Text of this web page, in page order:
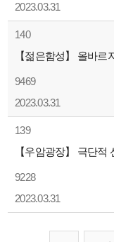
2023.03.31
140
【젊은함성】 올바르
9469
2023.03.31
139
【우암광장】 극단적
9228
2023.03.31